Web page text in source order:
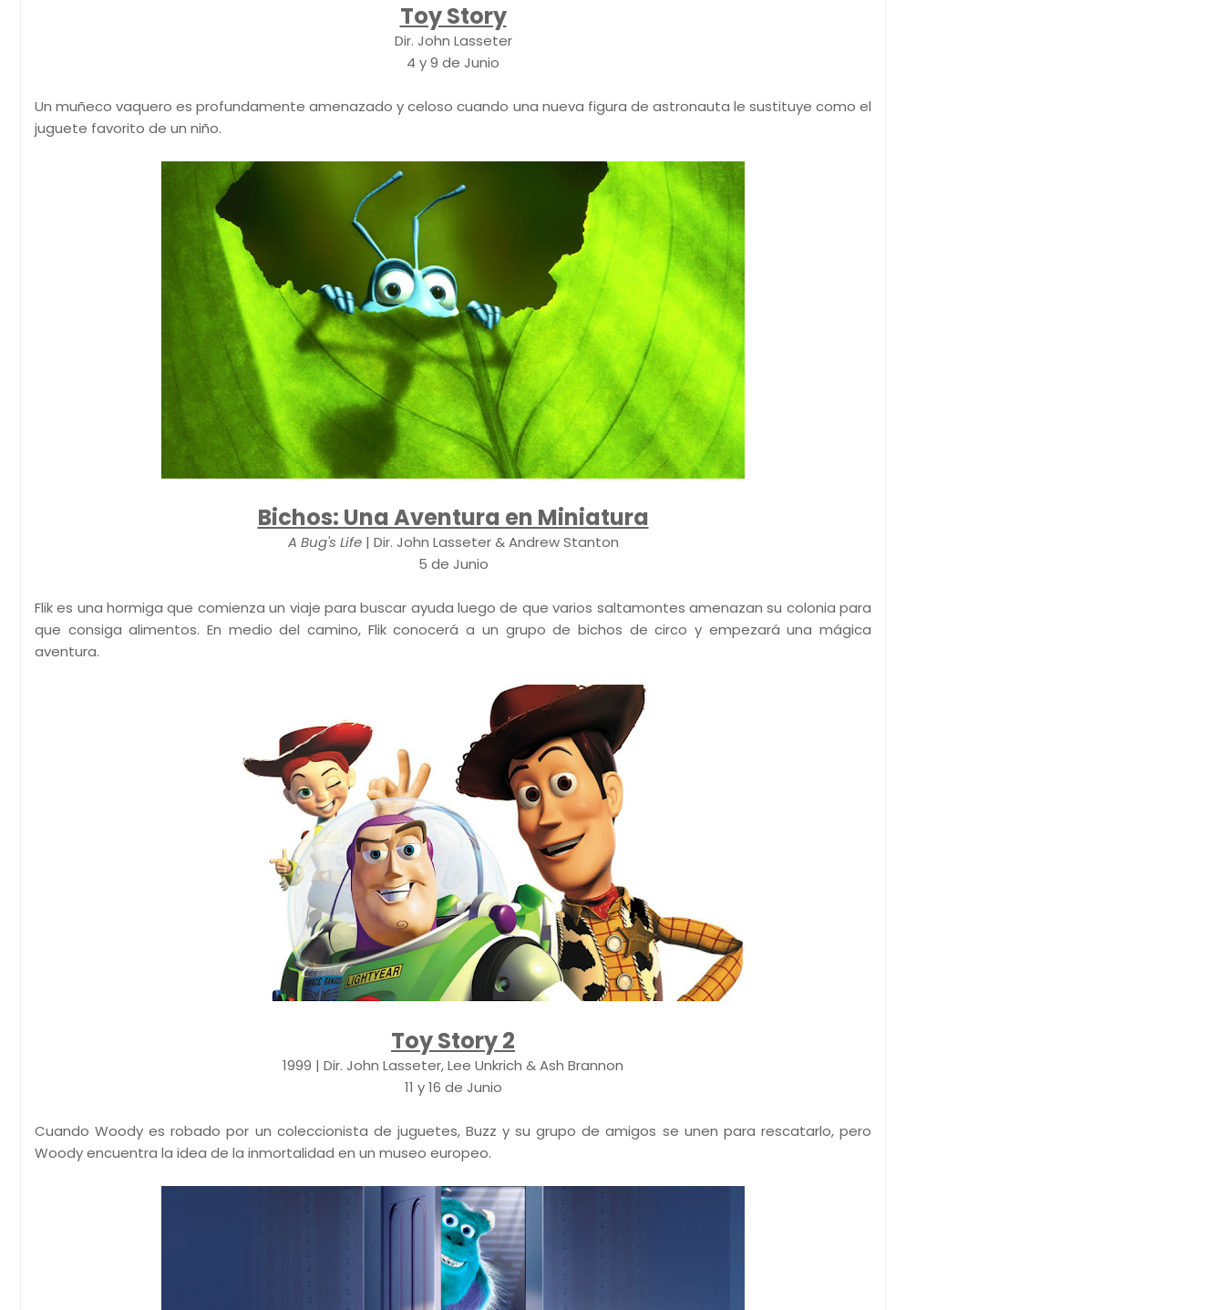
Toy Story
Dir. John Lasseter
4 y 9 de Junio
Un muñeco vaquero es profundamente amenazado y celoso cuando una nueva figura de astronauta le sustituye como el
juguete favorito de un niño.
Bichos: Una Aventura en Miniatura
A Bug's Life| Dir. John Lasseter & Andrew Stanton
5 de Junio
Flik es una hormiga que comienza un viaje para buscar ayuda luego de que varios saltamontes amenazan su colonia para
que consiga alimentos. En medio del camino, Flik conocerá a un grupo de bichos de circo y empezará una mágica
aventura.
Toy Story 2
1999 | Dir. John Lasseter, Lee Unkrich & Ash Brannon
11 y 16 de Junio
Cuando Woody es robado por un coleccionista de juguetes, Buzz y su grupo de amigos se unen para rescatarlo, pero
Woody encuentra la idea de la inmortalidad en un museo europeo.